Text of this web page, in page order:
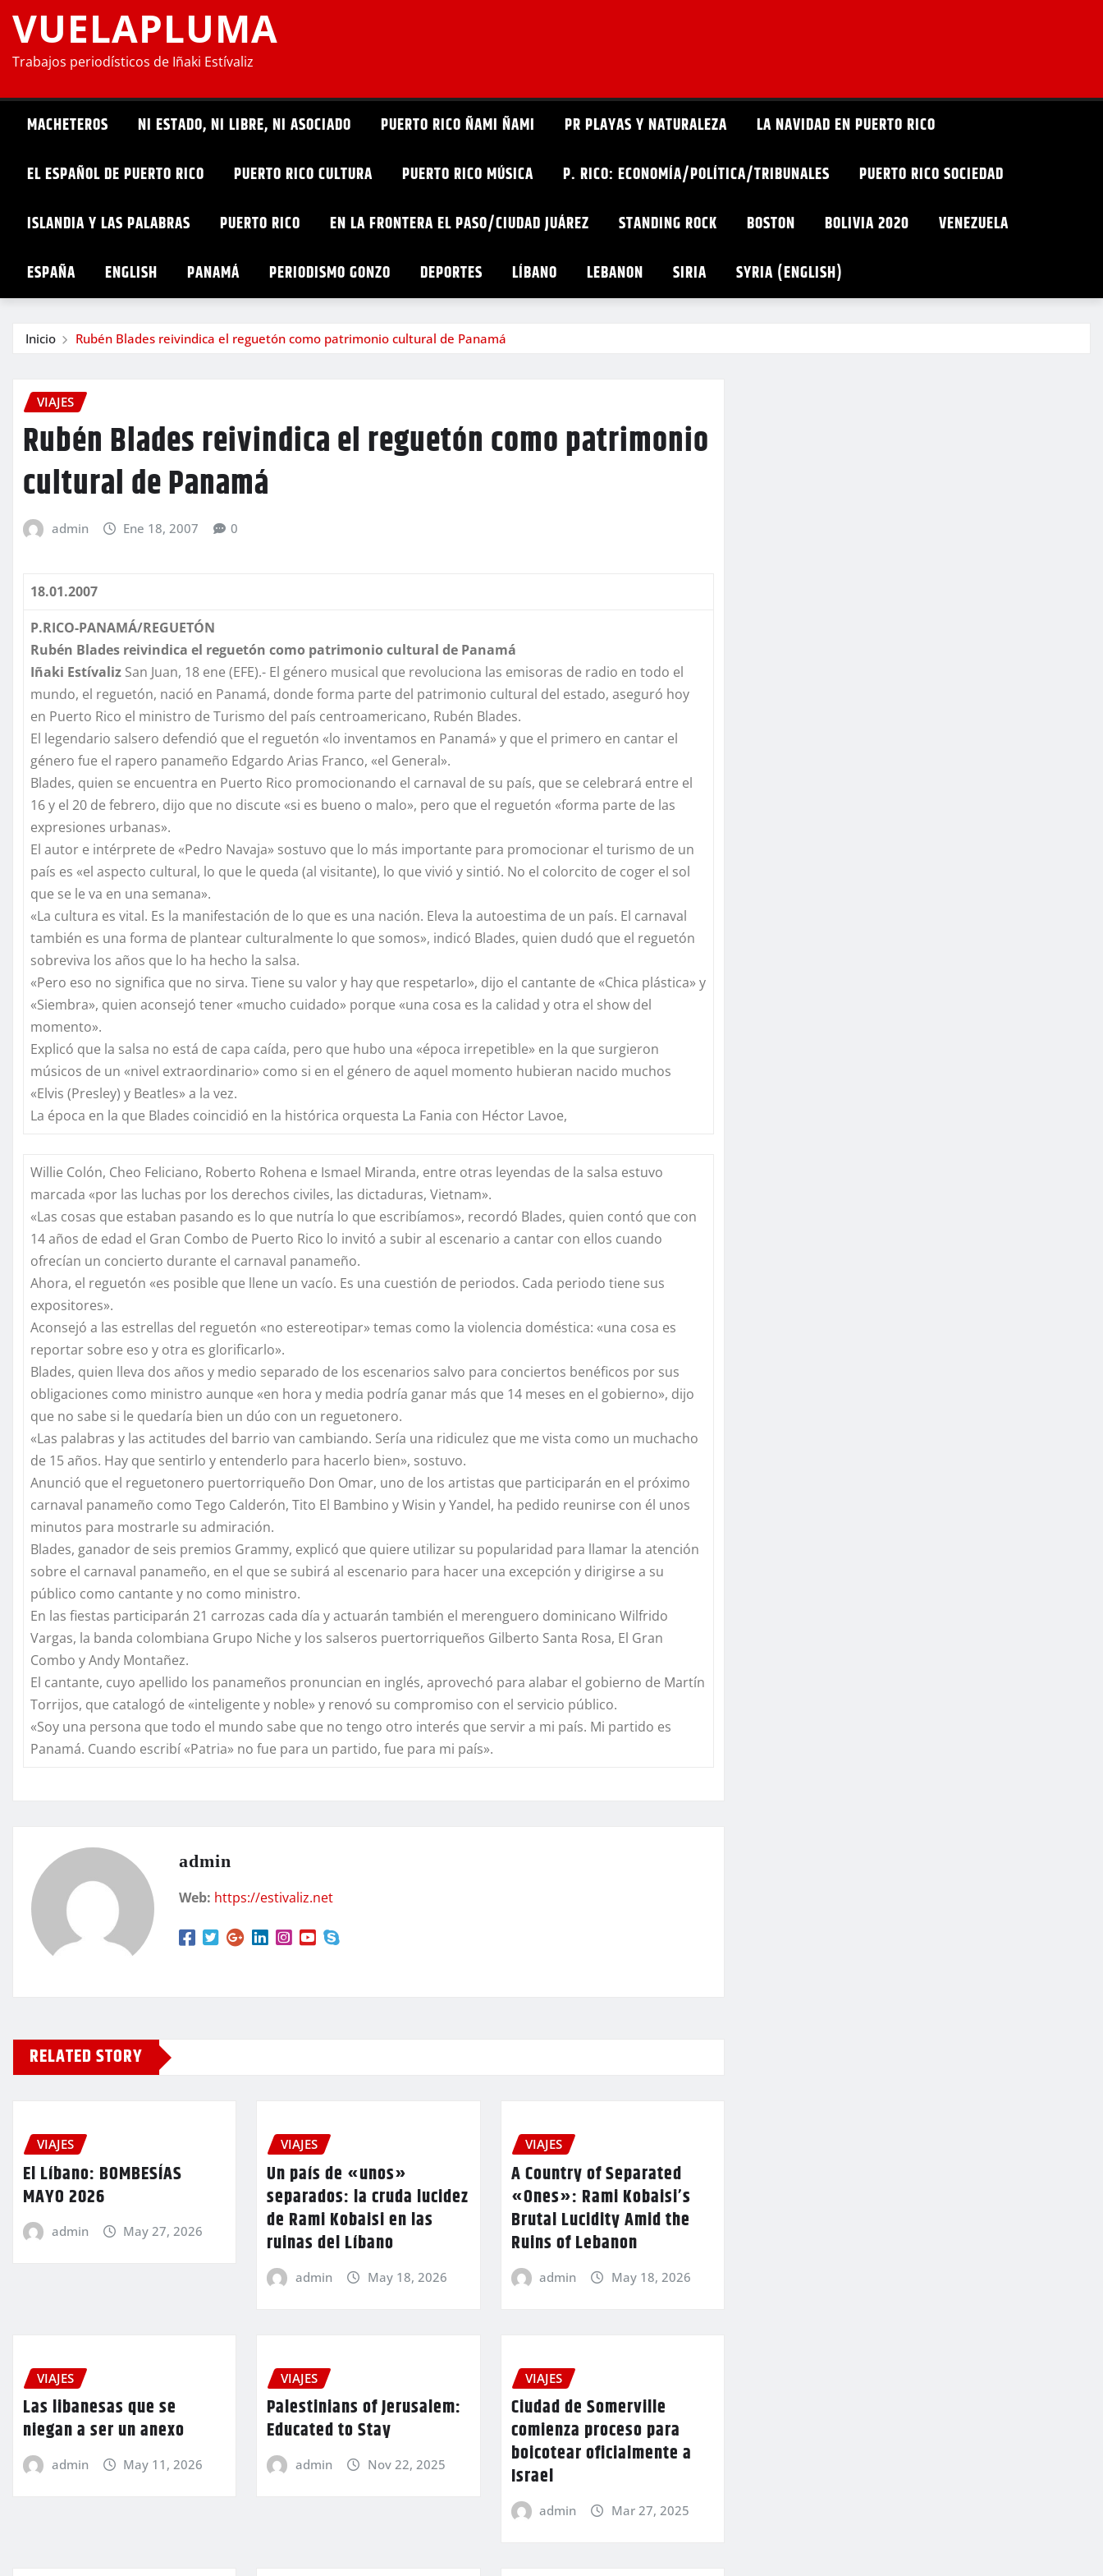
VUELAPLUMA
Trabajos periodísticos de Iñaki Estívaliz
MACHETEROS NI ESTADO, NI LIBRE, NI ASOCIADO PUERTO RICO ÑAMI ÑAMI PR PLAYAS Y NATURALEZA LA NAVIDAD EN PUERTO RICO
EL ESPAÑOL DE PUERTO RICO PUERTO RICO CULTURA PUERTO RICO MÚSICA P. RICO: ECONOMÍA/POLÍTICA/TRIBUNALES PUERTO RICO SOCIEDAD
ISLANDIA Y LAS PALABRAS PUERTO RICO EN LA FRONTERA EL PASO/CIUDAD JUÁREZ STANDING ROCK BOSTON BOLIVIA 2020 VENEZUELA
ESPAÑA ENGLISH PANAMÁ PERIODISMO GONZO DEPORTES LÍBANO LEBANON SIRIA SYRIA (ENGLISH)
Inicio Rubén Blades reivindica el reguetón como patrimonio cultural de Panamá
VIAJES
Rubén Blades reivindica el reguetón como patrimonio
cultural de Panamá
admin Ene 18, 2007 0
18.01.2007
P.RICO-PANAMÁ/REGUETÓN
Rubén Blades reivindica el reguetón como patrimonio cultural de Panamá
Iñaki Estívaliz San Juan, 18 ene (EFE).- El género musical que revoluciona las emisoras de radio en todo el
mundo, el reguetón, nació en Panamá, donde forma parte del patrimonio cultural del estado, aseguró hoy
en Puerto Rico el ministro de Turismo del país centroamericano, Rubén Blades.
El legendario salsero defendió que el reguetón «lo inventamos en Panamá» y que el primero en cantar el
género fue el rapero panameño Edgardo Arias Franco, «el General».
Blades, quien se encuentra en Puerto Rico promocionando el carnaval de su país, que se celebrará entre el
16 y el 20 de febrero, dijo que no discute «si es bueno o malo», pero que el reguetón «forma parte de las
expresiones urbanas».
El autor e intérprete de «Pedro Navaja» sostuvo que lo más importante para promocionar el turismo de un
país es «el aspecto cultural, lo que le queda (al visitante), lo que vivió y sintió. No el colorcito de coger el sol
que se le va en una semana».
«La cultura es vital. Es la manifestación de lo que es una nación. Eleva la autoestima de un país. El carnaval
también es una forma de plantear culturalmente lo que somos», indicó Blades, quien dudó que el reguetón
sobreviva los años que lo ha hecho la salsa.
«Pero eso no significa que no sirva. Tiene su valor y hay que respetarlo», dijo el cantante de «Chica plástica» y
«Siembra», quien aconsejó tener «mucho cuidado» porque «una cosa es la calidad y otra el show del
momento».
Explicó que la salsa no está de capa caída, pero que hubo una «época irrepetible» en la que surgieron
músicos de un «nivel extraordinario» como si en el género de aquel momento hubieran nacido muchos
«Elvis (Presley) y Beatles» a la vez.
La época en la que Blades coincidió en la histórica orquesta La Fania con Héctor Lavoe,
Willie Colón, Cheo Feliciano, Roberto Rohena e Ismael Miranda, entre otras leyendas de la salsa estuvo
marcada «por las luchas por los derechos civiles, las dictaduras, Vietnam».
«Las cosas que estaban pasando es lo que nutría lo que escribíamos», recordó Blades, quien contó que con
14 años de edad el Gran Combo de Puerto Rico lo invitó a subir al escenario a cantar con ellos cuando
ofrecían un concierto durante el carnaval panameño.
Ahora, el reguetón «es posible que llene un vacío. Es una cuestión de periodos. Cada periodo tiene sus
expositores».
Aconsejó a las estrellas del reguetón «no estereotipar» temas como la violencia doméstica: «una cosa es
reportar sobre eso y otra es glorificarlo».
Blades, quien lleva dos años y medio separado de los escenarios salvo para conciertos benéficos por sus
obligaciones como ministro aunque «en hora y media podría ganar más que 14 meses en el gobierno», dijo
que no sabe si le quedaría bien un dúo con un reguetonero.
«Las palabras y las actitudes del barrio van cambiando. Sería una ridiculez que me vista como un muchacho
de 15 años. Hay que sentirlo y entenderlo para hacerlo bien», sostuvo.
Anunció que el reguetonero puertorriqueño Don Omar, uno de los artistas que participarán en el próximo
carnaval panameño como Tego Calderón, Tito El Bambino y Wisin y Yandel, ha pedido reunirse con él unos
minutos para mostrarle su admiración.
Blades, ganador de seis premios Grammy, explicó que quiere utilizar su popularidad para llamar la atención
sobre el carnaval panameño, en el que se subirá al escenario para hacer una excepción y dirigirse a su
público como cantante y no como ministro.
En las fiestas participarán 21 carrozas cada día y actuarán también el merenguero dominicano Wilfrido
Vargas, la banda colombiana Grupo Niche y los salseros puertorriqueños Gilberto Santa Rosa, El Gran
Combo y Andy Montañez.
El cantante, cuyo apellido los panameños pronuncian en inglés, aprovechó para alabar el gobierno de Martín
Torrijos, que catalogó de «inteligente y noble» y renovó su compromiso con el servicio público.
«Soy una persona que todo el mundo sabe que no tengo otro interés que servir a mi país. Mi partido es
Panamá. Cuando escribí «Patria» no fue para un partido, fue para mi país».
admin
Web: https://estivaliz.net
RELATED STORY
VIAJES
El Líbano: BOMBESÍAS
MAYO 2026
admin May 27, 2026
VIAJES
Un país de «unos»
separados: la cruda lucidez
de Rami Kobaisi en las
ruinas del Líbano
admin May 18, 2026
VIAJES
A Country of Separated
«Ones»: Rami Kobaisi’s
Brutal Lucidity Amid the
Ruins of Lebanon
admin May 18, 2026
VIAJES
Las libanesas que se
niegan a ser un anexo
admin May 11, 2026
VIAJES
Palestinians of Jerusalem:
Educated to Stay
admin Nov 22, 2025
VIAJES
Ciudad de Somerville
comienza proceso para
boicotear oficialmente a
Israel
admin Mar 27, 2025